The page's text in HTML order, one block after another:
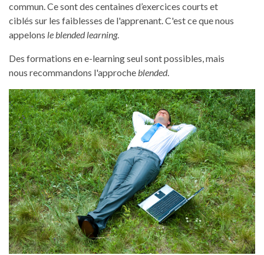
commun. Ce sont des centaines d’exercices courts et
ciblés sur les faiblesses de l'apprenant. C'est ce que nous
appelons le blended learning.
Des formations en e-learning seul sont possibles, mais
nous recommandons l'approcheblended.